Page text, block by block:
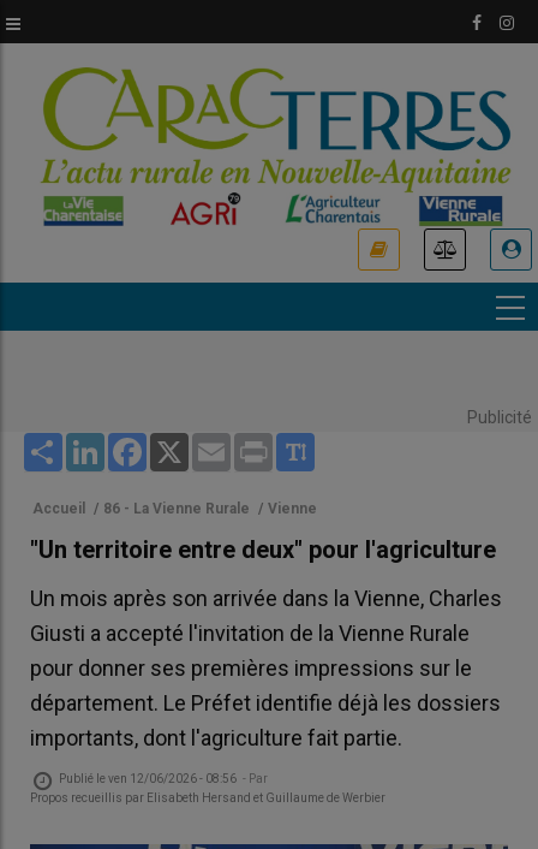
au
principal
Publicité
Share LinkedInFacebook
X Email Print
Accueil / 86 - La Vienne Rurale / Vienne
"Un territoire entre deux" pour l'agriculture
Un mois après son arrivée dans la Vienne, Charles
Giusti a accepté l'invitation de la Vienne Rurale
pour donner ses premières impressions sur le
département. Le Préfet identifie déjà les dossiers
importants, dont l'agriculture fait partie.
Publié leven 12/06/2026 - 08:56 - Par
Propos recueillis par Elisabeth Hersand et Guillaume de Werbier